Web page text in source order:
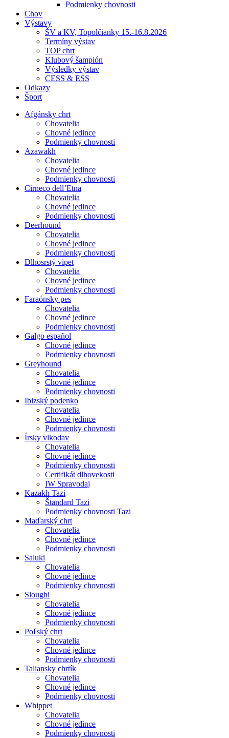
Podmienky chovnosti
Chov
Výstavy
ŠV a KV, Topolčianky 15.-16.8.2026
Termíny výstav
TOP chrt
Klubový šampión
Výsledky výstav
CESS & ESS
Odkazy
Šport
Afgánsky chrt
Chovatelia
Chovné jedince
Podmienky chovnosti
Azawakh
Chovatelia
Chovné jedince
Podmienky chovnosti
Cirneco dell’Etna
Chovatelia
Chovné jedince
Podmienky chovnosti
Deerhound
Chovatelia
Chovné jedince
Podmienky chovnosti
Dlhosrstý vipet
Chovatelia
Chovné jedince
Podmienky chovnosti
Faraónsky pes
Chovatelia
Chovné jedince
Podmienky chovnosti
Galgo español
Chovné jedince
Podmienky chovnosti
Greyhound
Chovatelia
Chovné jedince
Podmienky chovnosti
Ibizský podenko
Chovatelia
Chovné jedince
Podmienky chovnosti
Írsky vlkodav
Chovatelia
Chovné jedince
Podmienky chovnosti
Certifikát dlhovekosti
IW Spravodaj
Kazakh Tazi
Štandard Tazi
Podmienky chovnosti Tazi
Maďarský chrt
Chovatelia
Chovné jedince
Podmienky chovnosti
Saluki
Chovatelia
Chovné jedince
Podmienky chovnosti
Sloughi
Chovatelia
Chovné jedince
Podmienky chovnosti
Poľský chrt
Chovatelia
Chovné jedince
Podmienky chovnosti
Taliansky chrtík
Chovatelia
Chovné jedince
Podmienky chovnosti
Whippet
Chovatelia
Chovné jedince
Podmienky chovnosti